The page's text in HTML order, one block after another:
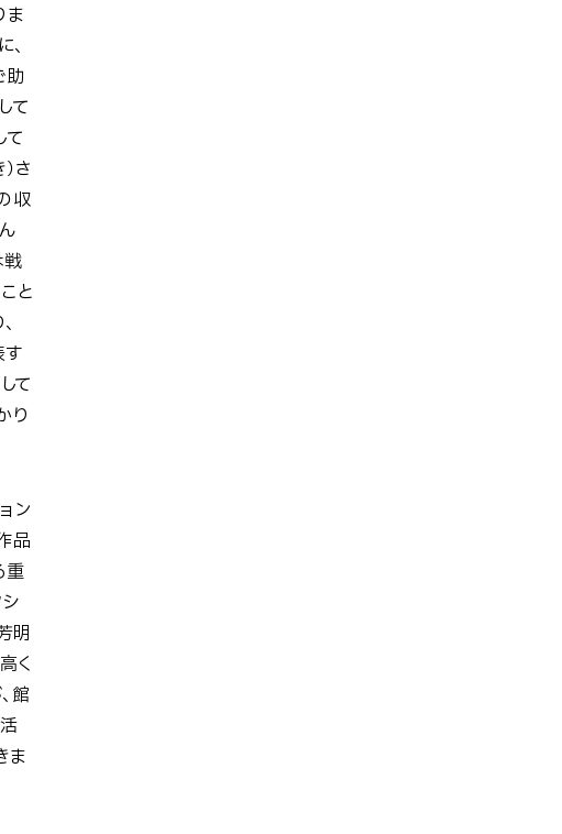
ま
助
て
て
さ
収
戦
と
て
り
ン
品
重
明
く
館
ま